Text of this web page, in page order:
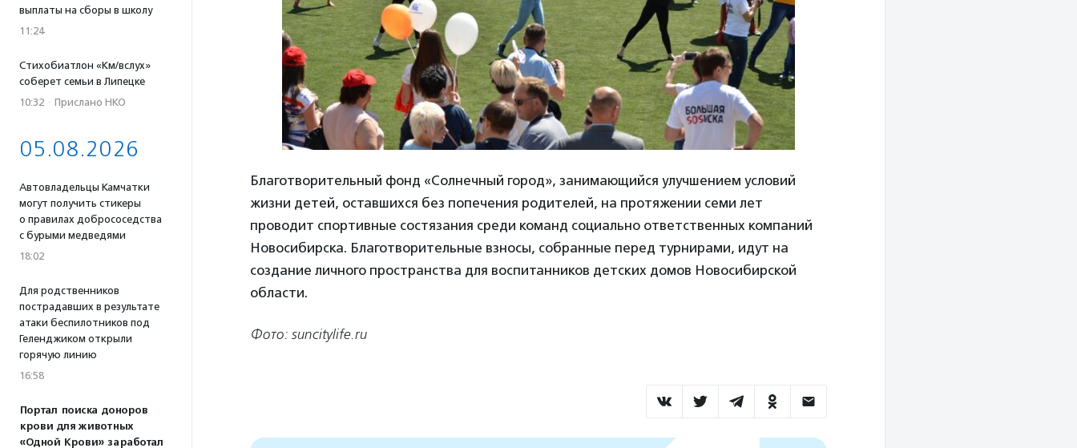
выплаты на сборы в школу
11:24
Стихобиатлон «Км/вслух»
соберет семьи в Липецке
10:32 · Прислано НКО
05.08.2026
Автовладельцы Камчатки
могут получить стикеры
о правилах добрососедства
с бурыми медведями
18:02
Для родственников
пострадавших в результате
атаки беспилотников под
Геленджиком открыли
горячую линию
16:58
Портал поиска доноров
крови для животных
«Одной Крови» заработал
Благотворительный фонд «Солнечный город», занимающийся улучшением условий
жизни детей, оставшихся без попечения родителей, на протяжении семи лет
проводит спортивные состязания среди команд социально ответственных компаний
Новосибирска. Благотворительные взносы, собранные перед турнирами, идут на
создание личного пространства для воспитанников детских домов Новосибирской
области.
Фото: suncitylife.ru